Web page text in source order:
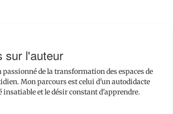
sur l'auteur
passionné de la transformation des espaces de
Mon parcours est celui d'un autodidacte
et le désir constant d'apprendre.